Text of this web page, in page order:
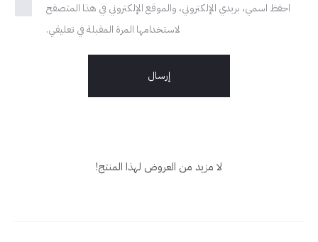
احفظ اسمي، بريدي الإلكتروني، والموقع الإلكتروني في هذا المتصفح
لاستخدامها المرة المقبلة في تعليقي.
لا مزيد من العروض لهذا المنتج!